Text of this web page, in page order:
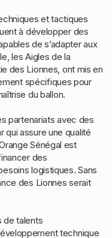
et tactiques
à développer des
de s’adapter aux
les Aigles de la
des Lionnes, ont mis en
spécifiques pour
du ballon.
partenariats avec des
qui assure une qualité
Sénégal est
des
logistiques. Sans
des Lionnes serait
de talents
technique